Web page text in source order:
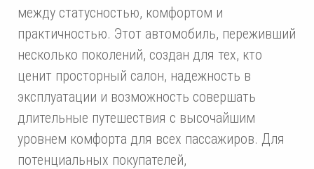
между статусностью, комфортом и
практичностью. Этот автомобиль, переживший
несколько поколений, создан для тех, кто
ценит просторный салон, надежность в
эксплуатации и возможность совершать
длительные путешествия с высочайшим
уровнем комфорта для всех пассажиров. Для
потенциальных покупателей,